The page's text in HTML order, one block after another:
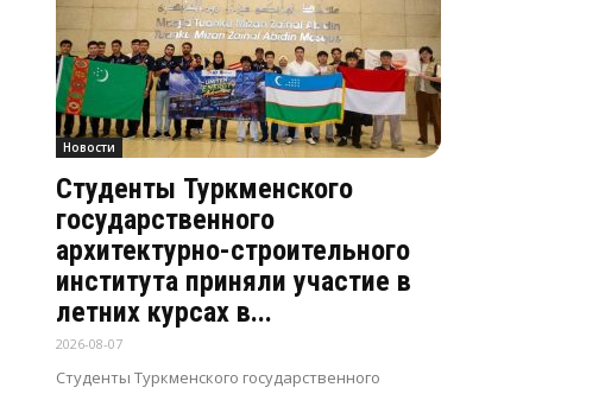
Новости
Студенты Туркменского
государственного
архитектурно-строительного
института приняли участие в
летних курсах в...
2026-08-07
Студенты Туркменского государственного